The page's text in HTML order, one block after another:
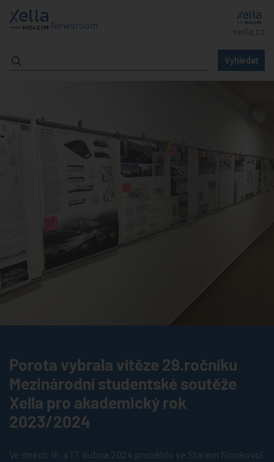
Newsroom
xella.cz
Porota vybrala vítěze 29.ročníku
Mezinárodní studentské soutěže
Xella pro akademický rok
2023/2024
Ve dnech 16. a 17. dubna 2024 proběhlo ve Starém Smokovci